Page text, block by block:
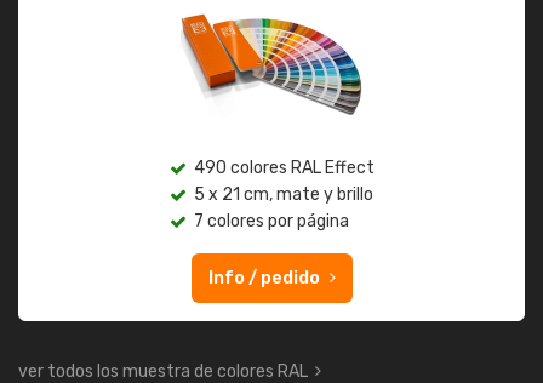
490 colores RAL Effect
5 x 21 cm, mate y brillo
7 colores por página
Info / pedido
ver todos los muestra de colores RAL